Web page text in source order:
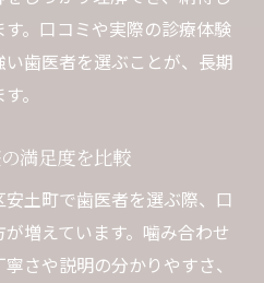
。口コミや実際の診療体験
歯医者を選ぶことが、長期
。
満足度を比較
土町で歯医者を選ぶ際、口
増えています。噛み合わせ
さや説明の分かりやすさ、